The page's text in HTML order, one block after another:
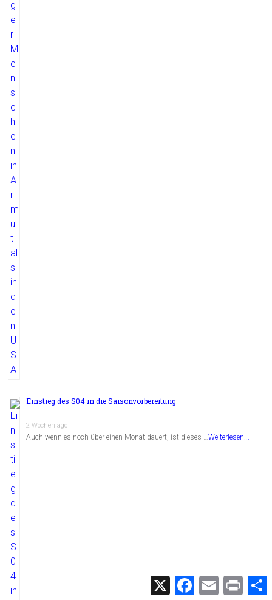
Einstieg des S04 in die Saisonvorbereitung
2 Wochen ago
Auch wenn es noch über einen Monat dauert, ist dieses …Weiterlesen...
X
F
E
m
P